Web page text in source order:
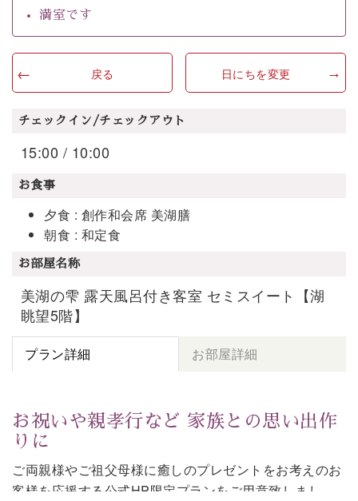
満室です
戻る 日にちを変更
チェックイン/チェックアウト
15:00 / 10:00
お食事
夕食 : 創作和会席 美湖膳
朝食 : 和定食
お部屋名称
美湖の雫 露天風呂付き客室 セミスイート【湖
眺望5階】
プラン詳細 お部屋詳細
お祝いや親孝行など 家族との思い出作
りに
ご両親様やご祖父母様に癒しのプレゼントをお考えのお
客様を応援する公式HP限定プランをご用意致しまし